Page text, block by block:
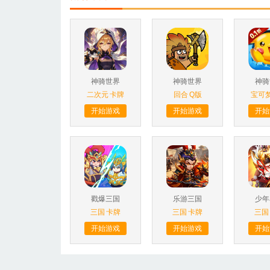
神骑世界
二次元卡牌
开始游戏
神骑世界
回合Q版
开始游戏
神
宝可
开
戳爆三国
三国 卡牌
开始游戏
乐游三国
三国 卡牌
开始游戏
少
三国
开